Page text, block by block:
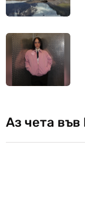
Аз чета във